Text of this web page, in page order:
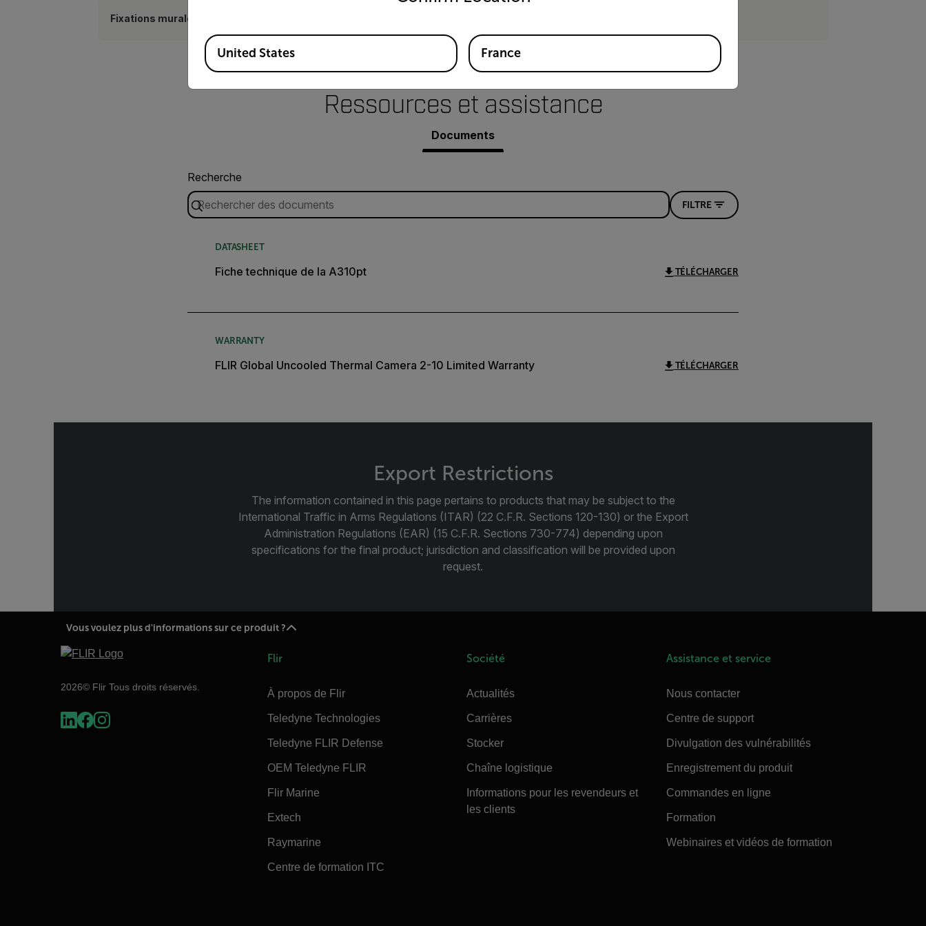
Fixations murales
Ressources et assistance
Documents
Recherche
FILTRE
DATASHEET
Fiche technique de la A310pt TÉLÉCHARGER
WARRANTY
FLIR Global Uncooled Thermal Camera 2-10 Limited Warranty TÉLÉCHARGER
Export Restrictions
The information contained in this page pertains to products that may be subject to the
International Traffic in Arms Regulations (ITAR) (22 C.F.R. Sections 120-130) or the Export
Administration Regulations (EAR) (15 C.F.R. Sections 730-774) depending upon
specifications for the final product; jurisdiction and classification will be provided upon
request.
Vous voulez plus d'informations sur ce produit ?
2026© Flir Tous droits réservés.
Flir
À propos de Flir
Teledyne Technologies
Teledyne FLIR Defense
OEM Teledyne FLIR
Flir Marine
Extech
Raymarine
Centre de formation ITC
Société
Actualités
Carrières
Stocker
Chaîne logistique
Informations pour les revendeurs et
les clients
Assistance et service
Nous contacter
Centre de support
Divulgation des vulnérabilités
Enregistrement du produit
Commandes en ligne
Formation
Webinaires et vidéos de formation
Available Locations
United States France